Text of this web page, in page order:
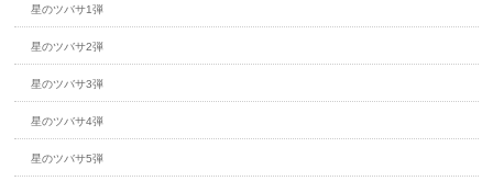
星のツバサ1弾
星のツバサ2弾
星のツバサ3弾
星のツバサ4弾
星のツバサ5弾